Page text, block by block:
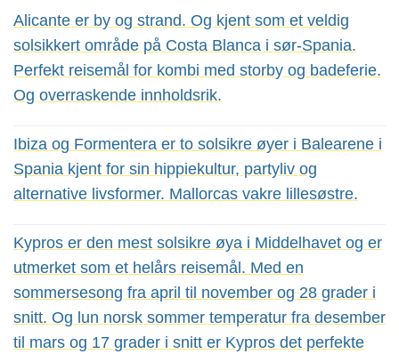
Alicante er by og strand. Og kjent som et veldig
solsikkert område på Costa Blanca i sør-Spania.
Perfekt reisemål for kombi med storby og badeferie.
Og overraskende innholdsrik.
Ibiza og Formentera er to solsikre øyer i Balearene i
Spania kjent for sin hippiekultur, partyliv og
alternative livsformer. Mallorcas vakre lillesøstre.
Kypros er den mest solsikre øya i Middelhavet og er
utmerket som et helårs reisemål. Med en
sommersesong fra april til november og 28 grader i
snitt. Og lun norsk sommer temperatur fra desember
til mars og 17 grader i snitt er Kypros det perfekte